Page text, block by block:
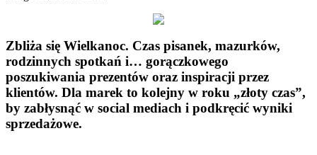
Zbliża się Wielkanoc. Czas pisanek, mazurków,
rodzinnych spotkań i… gorączkowego
poszukiwania prezentów oraz inspiracji przez
klientów. Dla marek to kolejny w roku „złoty czas”,
by zabłysnąć w social mediach i podkręcić wyniki
sprzedażowe.